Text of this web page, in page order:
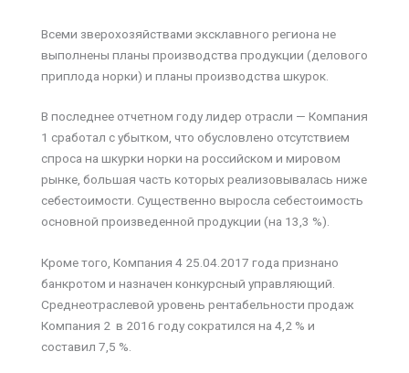
Всеми зверохозяйствами эксклавного региона не
выполнены планы производства продукции (делового
приплода норки) и планы производства шкурок.
В последнее отчетном году лидер отрасли — Компания
1 сработал с убытком, что обусловлено отсутствием
спроса на шкурки норки на российском и мировом
рынке, большая часть которых реализовывалась ниже
себестоимости. Существенно выросла себестоимость
основной произведенной продукции (на 13,3 %).
Кроме того, Компания 4 25.04.2017 года признано
банкротом и назначен конкурсный управляющий.
Среднеотраслевой уровень рентабельности продаж
Компания 2 в 2016 году сократился на 4,2 % и
составил 7,5 %.